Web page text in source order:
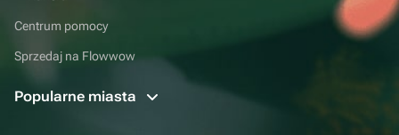
Centrum pomocy
Sprzedaj na Flowwow
Popularne miasta